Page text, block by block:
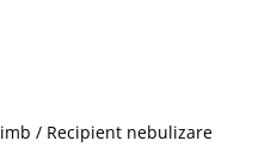
/ Recipient nebulizare